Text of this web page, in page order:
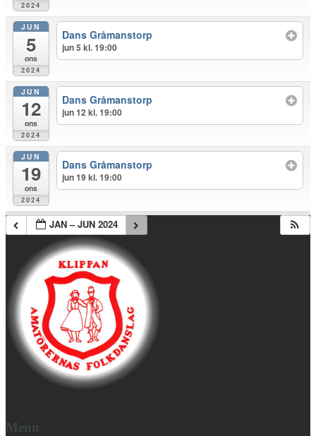
2024
JUN
5
ons
2024
Dans Gråmanstorp
jun 5 kl. 19:00
JUN
12
ons
2024
Dans Gråmanstorp
jun 12 kl. 19:00
JUN
19
ons
2024
Dans Gråmanstorp
jun 19 kl. 19:00
JAN – JUN 2024
Menu